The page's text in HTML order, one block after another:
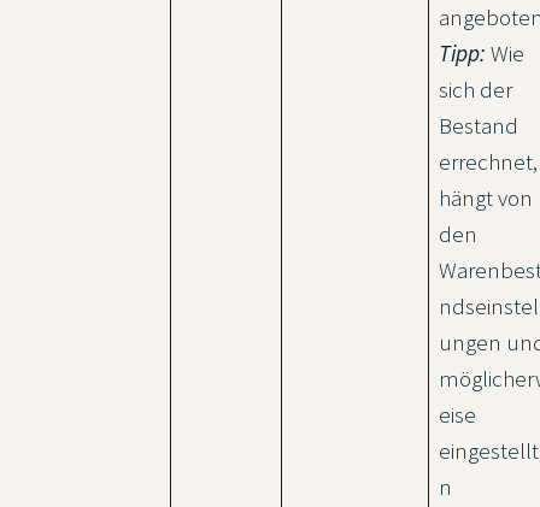
Tipp: Wie
sich der
Bestand
errechnet,
hängt von
den
ungen
eise
n